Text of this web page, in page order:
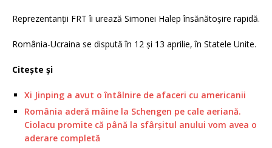
Reprezentanţii FRT îi urează Simonei Halep însănătoşire rapidă.
România-Ucraina se dispută în 12 şi 13 aprilie, în Statele Unite.
Citește și
Xi Jinping a avut o întâlnire de afaceri cu americanii
România aderă mâine la Schengen pe cale aeriană.
Ciolacu promite că până la sfârșitul anului vom avea o
aderare completă